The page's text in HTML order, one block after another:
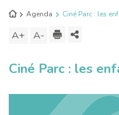
site
Retour
l'accueil
Agenda Ciné Parc : les
A+ Augmenter
taille
A- Diminuer
taille
texte
Imprimer
contenu
Ciné Parc : les